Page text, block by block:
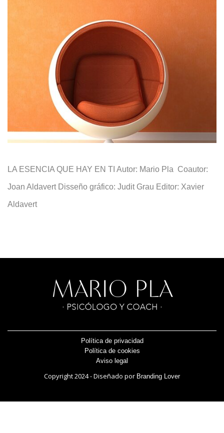
LA ESENCIA QUE HAY EN TI Autor: Mario Pla Coautor:
Joan Aldavert Disseño gráfico: Judit Grau Editor: Xavier
Aldavert
Política de privacidad
Política de cookies
Aviso legal
Copyright 2024 - Diseñado por Branding Lover